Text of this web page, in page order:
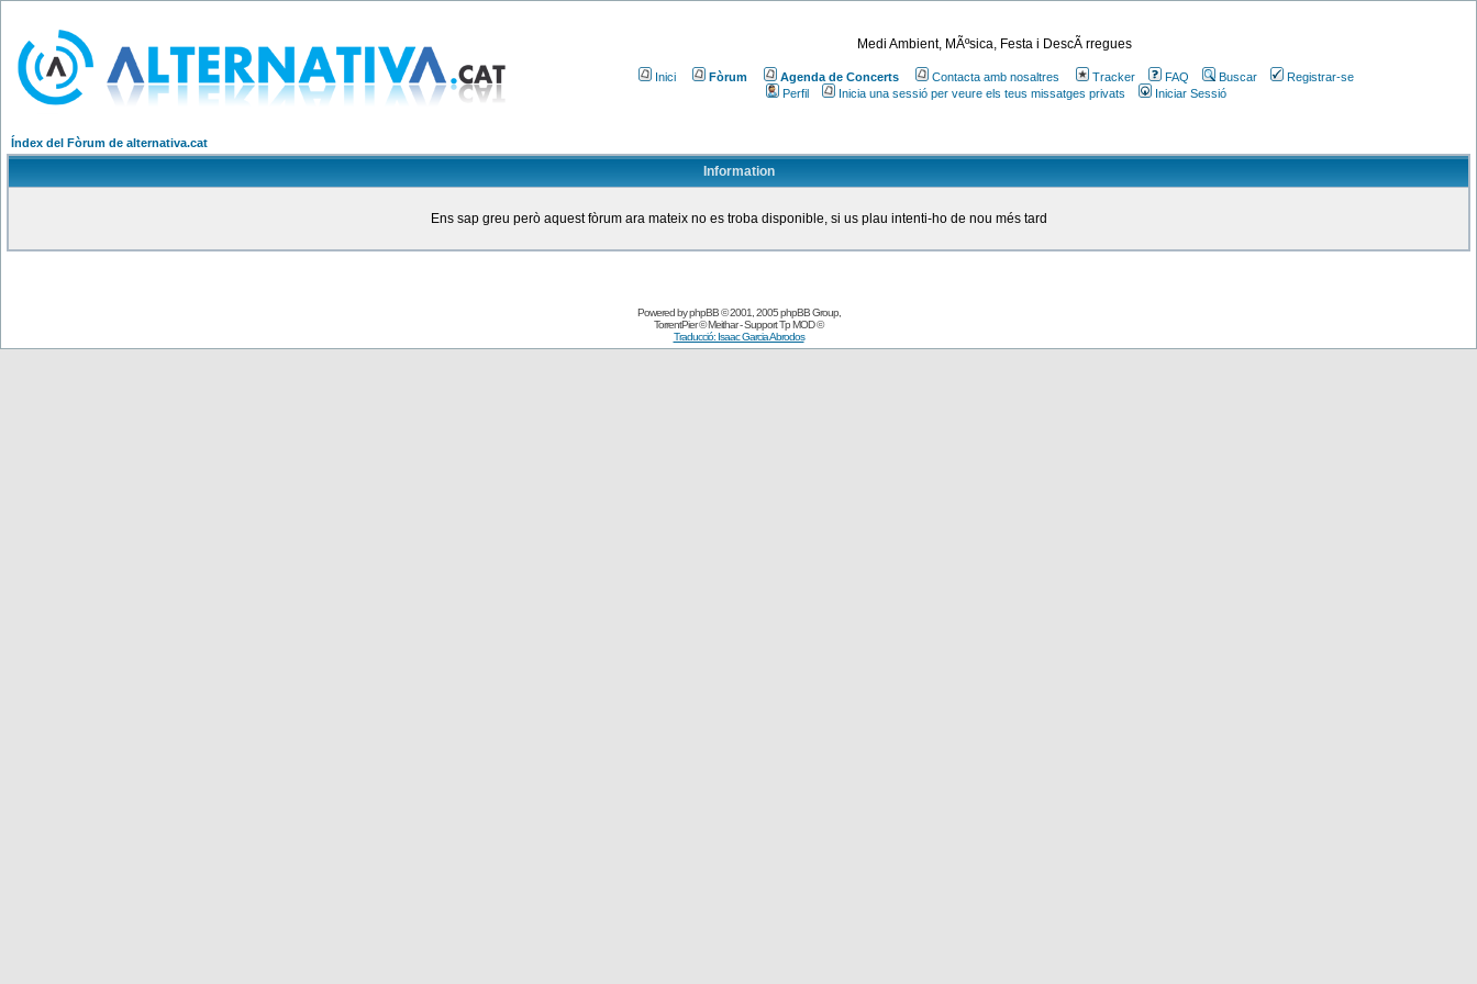
Medi Ambient, MÃºsica, Festa i DescÃ rregues
Inici Fòrum Agenda de Concerts Contacta amb nosaltres Tracker FAQ Buscar
Registrar-se
Perfil
Inicia una sessió per veure els teus missatges privats Iniciar Sessió
Índex del Fòrum de alternativa.cat
Information
Ens sap greu però aquest fòrum ara mateix no es troba disponible, si us plau intenti-ho de nou més tard
Powered byphpBB© 2001, 2005 phpBB Group,
TorrentPier© Meithar - SupportTp MOD©
Traducció: Isaac Garcia Abrodos